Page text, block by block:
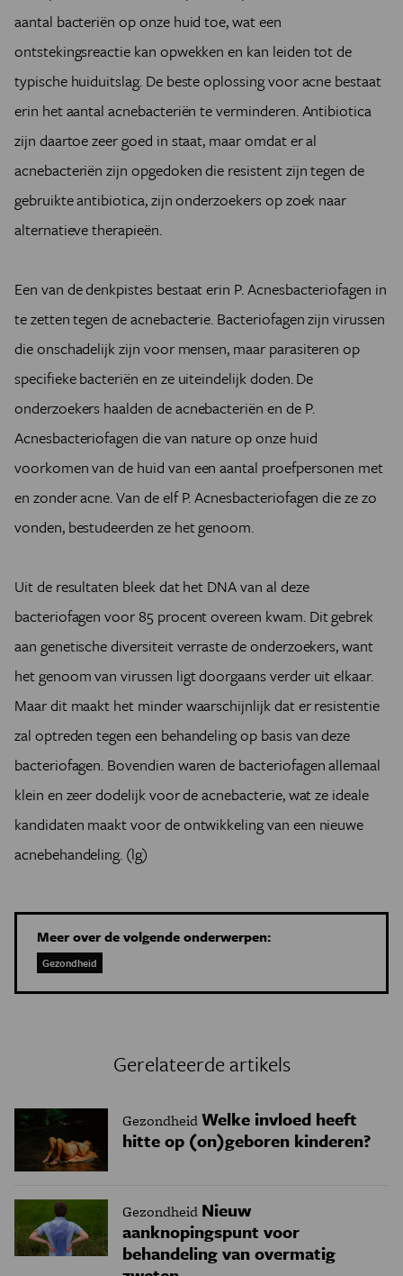
aantal bacteriën op onze huid toe, wat een
ontstekingsreactie kan opwekken en kan leiden tot de
typische huiduitslag. De beste oplossing voor acne bestaat
erin het aantal acnebacteriën te verminderen. Antibiotica
zijn daartoe zeer goed in staat, maar omdat er al
acnebacteriën zijn opgedoken die resistent zijn tegen de
gebruikte antibiotica, zijn onderzoekers op zoek naar
alternatieve therapieën.
Een van de denkpistes bestaat erin P. Acnesbacteriofagen in
te zetten tegen de acnebacterie. Bacteriofagen zijn virussen
die onschadelijk zijn voor mensen, maar parasiteren op
specifieke bacteriën en ze uiteindelijk doden. De
onderzoekers haalden de acnebacteriën en de P.
Acnesbacteriofagen die van nature op onze huid
voorkomen van de huid van een aantal proefpersonen met
en zonder acne. Van de elf P. Acnesbacteriofagen die ze zo
vonden, bestudeerden ze het genoom.
Uit de resultaten bleek dat het DNA van al deze
bacteriofagen voor 85 procent overeen kwam. Dit gebrek
aan genetische diversiteit verraste de onderzoekers, want
het genoom van virussen ligt doorgaans verder uit elkaar.
Maar dit maakt het minder waarschijnlijk dat er resistentie
zal optreden tegen een behandeling op basis van deze
bacteriofagen. Bovendien waren de bacteriofagen allemaal
klein en zeer dodelijk voor de acnebacterie, wat ze ideale
kandidaten maakt voor de ontwikkeling van een nieuwe
acnebehandeling. (lg)
Meer over de volgende onderwerpen:
Gezondheid
Gerelateerde artikels
GezondheidWelke invloed heeft
hitte op (on)geboren kinderen?
Gezondheid Nieuw
aanknopingspunt voor
behandeling van overmatig